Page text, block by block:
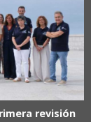
revisión